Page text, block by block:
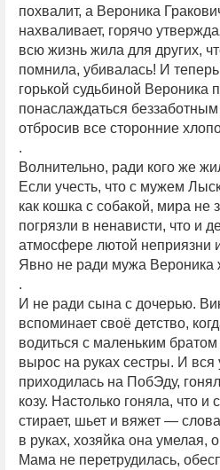
похвалит, а Вероника
нахваливает, горячо
всю жизнь жила для других,
помнила, убивалась! И
горькой судьбиной Вероника
понаслаждаться
отбросив все сторонние
.
Волнительно, ради кого же
Если учесть, что с мужем
как кошка с собакой, мира не
погрязли в ненависти, что и
атмосфере лютой неприязни
Явно не ради мужа Вероника
.
И не ради сына с дочерью.
вспоминает своё детство,
водиться с маленьким
вырос на руках сестры. И вся
приходилась на ПобЭду,
козу. Настолько гоняла, что и
стирает, шьет и вяжет —
в руках, хозяйка она умелая,
Мама не перетрудилась,